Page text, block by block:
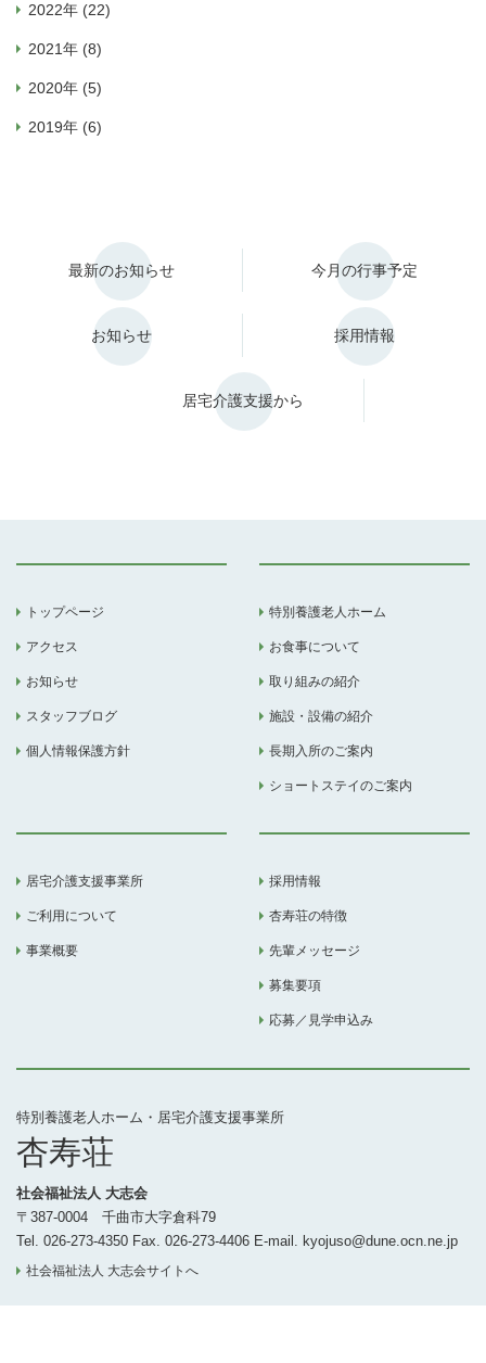
2022年 (22)
2021年 (8)
2020年 (5)
2019年 (6)
最新のお知らせ 今月の行事予定
お知らせ 採用情報
居宅介護支援から
特別養護老人ホーム・居宅介護支援事業所
杏寿荘
社会福祉法人 大志会
〒387-0004 千曲市大字倉科79
Tel. 026-273-4350 Fax. 026-273-4406 E-mail. kyojuso@dune.ocn.ne.jp
社会福祉法人 大志会サイトへ
トップページ
アクセス
お知らせ
スタッフブログ
個人情報保護方針
特別養護老人ホーム
お食事について
取り組みの紹介
施設・設備の紹介
長期入所のご案内
ショートステイのご案内
居宅介護支援事業所
ご利用について
事業概要
採用情報
杏寿荘の特徴
先輩メッセージ
募集要項
応募／見学申込み